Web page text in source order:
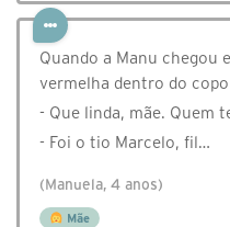
Quando a Manu chegou
vermelha dentro do
- Que linda, mãe. Quem
- Foi o tio Marcelo, fil…
(Manuela, 4 anos)
Mãe